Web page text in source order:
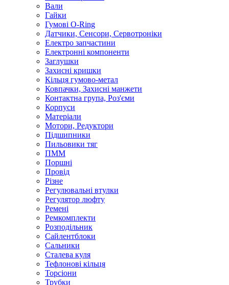
Вали
Гайки
Гумові O-Ring
Датчики, Сенсори, Сервотроніки
Електро запчастини
Електронні компоненти
Заглушки
Захисні кришки
Кільця гумово-метал
Ковпачки, Захисні манжети
Контактна група, Роз'єми
Корпуси
Матеріали
Мотори, Редуктори
Підшипники
Пильовики тяг
ПММ
Поршні
Провід
Різне
Регулювальні втулки
Регулятор люфту
Ремені
Ремкомплекти
Розподільник
Сайлентблоки
Сальники
Сталева куля
Тефлонові кільця
Торсіони
Трубки